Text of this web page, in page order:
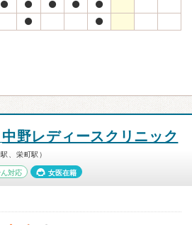
中野レディースクリニック
、栄町駅）
対応 女医在籍